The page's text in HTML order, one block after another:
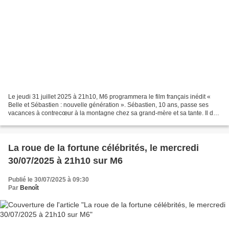
Le jeudi 31 juillet 2025 à 21h10, M6 programmera le film français inédit «
Belle et Sébastien : nouvelle génération ». Sébastien, 10 ans, passe ses
vacances à contrecœur à la montagne chez sa grand-mère et sa tante. Il doit
La roue de la fortune célébrités, le mercredi
30/07/2025 à 21h10 sur M6
Publié le 30/07/2025 à 09:30
Par Benoît